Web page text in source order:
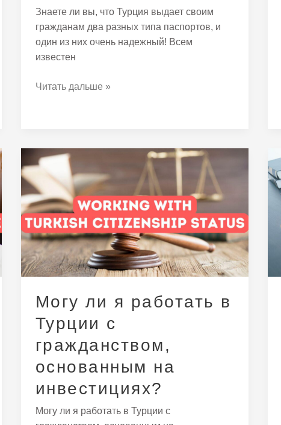
Знаете ли вы, что Турция выдает своим
гражданам два разных типа паспортов, и
один из них очень надежный! Всем
известен
Читать дальше »
Могу ли я работать в
Турции с
гражданством,
основанным на
инвестициях?
Могу ли я работать в Турции с
Могу
ли
я
работать
в
Турции
с
гражданством,
на
инвестициях?